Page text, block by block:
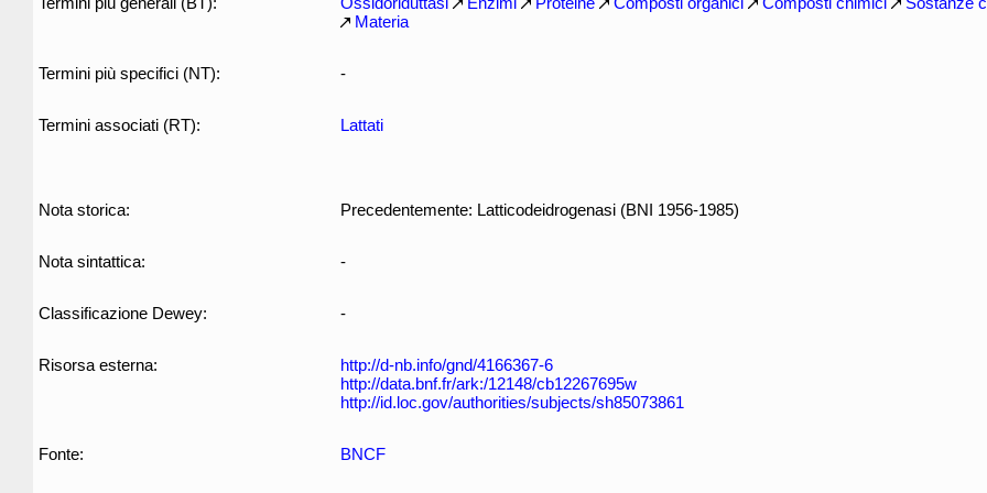
Materia
Termini più specifici (NT): -
Termini associati (RT): Lattati
Nota storica: Precedentemente: Latticodeidrogenasi (BNI 1956-1985)
Nota sintattica: -
Classificazione Dewey: -
Risorsa esterna:
http://d-nb.info/gnd/4166367-6
http://data.bnf.fr/ark:/12148/cb12267695w
http://id.loc.gov/authorities/subjects/sh85073861
Fonte: BNCF